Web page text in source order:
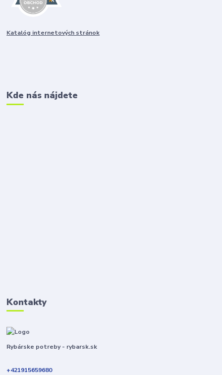
Katalóg internetových stránok
Kde nás nájdete
Kontakty
Rybárske potreby - rybarsk.sk
+421915659680